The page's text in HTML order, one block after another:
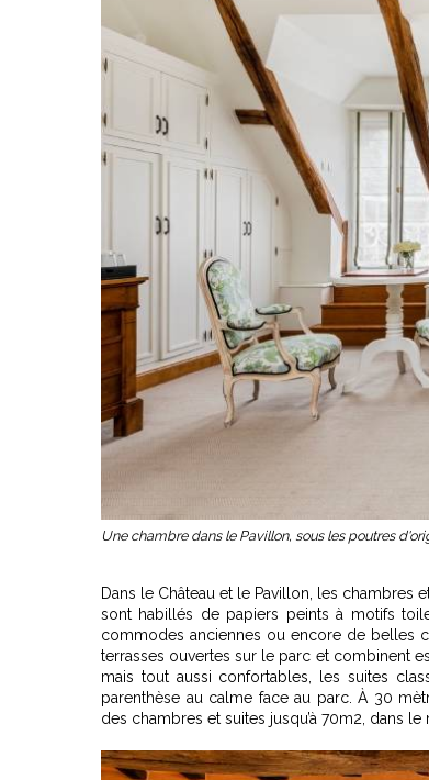
Une chambre dans le Pavillon, sous les poutres
Dans le Château et le Pavillon, les chambres
sont habillés de papiers peints à motifs
commodes anciennes ou encore de belles
terrasses ouvertes sur le parc et combinent
mais tout aussi confortables, les suites
parenthèse au calme face au parc. À 30
des chambres et suites jusqu’à 70m2, dans le